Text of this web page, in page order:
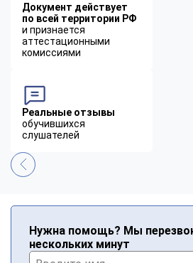
Документ действует
по всей территории РФ
и признается
аттестационными
комиссиями
Реальные отзывы
обучившихся
слушателей
Нужна помощь? Мы
нескольких минут